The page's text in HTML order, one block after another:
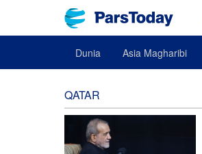
Dunia Asia Magharibi
QATAR